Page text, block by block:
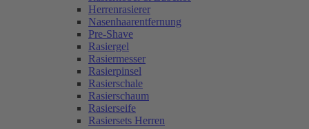
Herrenrasierer
Nasenhaarentfernung
Pre-Shave
Rasiergel
Rasiermesser
Rasierpinsel
Rasierschale
Rasierschaum
Rasierseife
Rasiersets Herren